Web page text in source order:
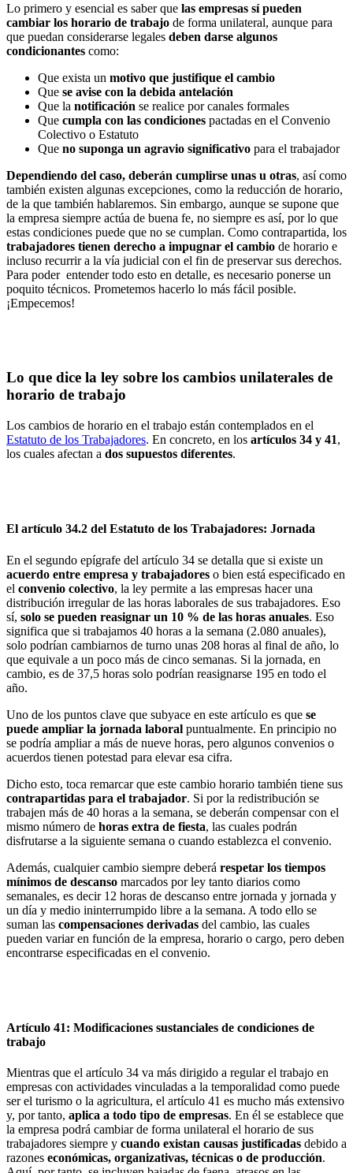
Lo primero y esencial es saber que las empresas sí pueden
cambiar los horario de trabajo de forma unilateral, aunque para
que puedan considerarse legales deben darse algunos
condicionantes como:
Que exista un motivo que justifique el cambio
Que se avise con la debida antelación
Que la notificación se realice por canales formales
Que cumpla con las condiciones pactadas en el Convenio
Colectivo o Estatuto
Que no suponga un agravio significativo para el trabajador
Dependiendo del caso, deberán cumplirse unas u otras, así como
también existen algunas excepciones, como la reducción de horario,
de la que también hablaremos. Sin embargo, aunque se supone que
la empresa siempre actúa de buena fe, no siempre es así, por lo que
estas condiciones puede que no se cumplan. Como contrapartida, los
trabajadores tienen derecho a impugnar el cambio de horario e
incluso recurrir a la vía judicial con el fin de preservar sus derechos.
Para poder entender todo esto en detalle, es necesario ponerse un
poquito técnicos. Prometemos hacerlo lo más fácil posible.
¡Empecemos!
Lo que dice la ley sobre los cambios unilaterales de
horario de trabajo
Los cambios de horario en el trabajo están contemplados en el
Estatuto de los Trabajadores. En concreto, en los artículos 34 y 41,
los cuales afectan a dos supuestos diferentes.
El artículo 34.2 del Estatuto de los Trabajadores: Jornada
En el segundo epígrafe del artículo 34 se detalla que si existe un
acuerdo entre empresa y trabajadores o bien está especificado en
el convenio colectivo, la ley permite a las empresas hacer una
distribución irregular de las horas laborales de sus trabajadores. Eso
sí, solo se pueden reasignar un 10 % de las horas anuales. Eso
significa que si trabajamos 40 horas a la semana (2.080 anuales),
solo podrían cambiarnos de turno unas 208 horas al final de año, lo
que equivale a un poco más de cinco semanas. Si la jornada, en
cambio, es de 37,5 horas solo podrían reasignarse 195 en todo el
año.
Uno de los puntos clave que subyace en este artículo es que se
puede ampliar la jornada laboral puntualmente. En principio no
se podría ampliar a más de nueve horas, pero algunos convenios o
acuerdos tienen potestad para elevar esa cifra.
Dicho esto, toca remarcar que este cambio horario también tiene sus
contrapartidas para el trabajador. Si por la redistribución se
trabajen más de 40 horas a la semana, se deberán compensar con el
mismo número de horas extra de fiesta, las cuales podrán
disfrutarse a la siguiente semana o cuando establezca el convenio.
Además, cualquier cambio siempre deberá respetar los tiempos
mínimos de descanso marcados por ley tanto diarios como
semanales, es decir 12 horas de descanso entre jornada y jornada y
un día y medio ininterrumpido libre a la semana. A todo ello se
suman las compensaciones derivadas del cambio, las cuales
pueden variar en función de la empresa, horario o cargo, pero deben
encontrarse especificadas en el convenio.
Artículo 41: Modificaciones sustanciales de condiciones de
trabajo
Mientras que el artículo 34 va más dirigido a regular el trabajo en
empresas con actividades vinculadas a la temporalidad como puede
ser el turismo o la agricultura, el artículo 41 es mucho más extensivo
y, por tanto, aplica a todo tipo de empresas. En él se establece que
la empresa podrá cambiar de forma unilateral el horario de sus
trabajadores siempre y cuando existan causas justificadas debido a
razones económicas, organizativas, técnicas o de producción.